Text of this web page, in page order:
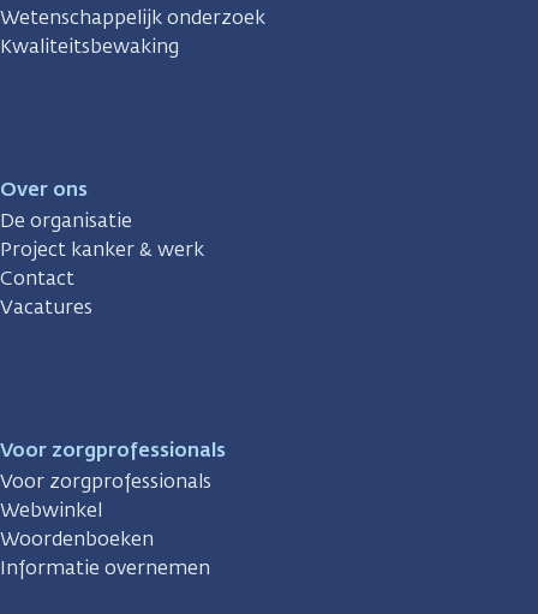
Wetenschappelijk onderzoek
Kwaliteitsbewaking
Over ons
De organisatie
Project kanker & werk
Contact
Vacatures
Voor zorgprofessionals
Voor zorgprofessionals
Webwinkel
Woordenboeken
Informatie overnemen